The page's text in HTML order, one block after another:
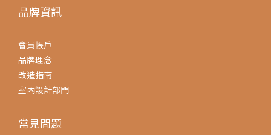
品牌資訊
會員帳戶
品牌理念
改造指南
室內設計部門
常見問題